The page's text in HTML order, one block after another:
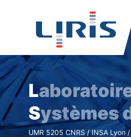
L
Systèmes
UMR 5205 CNRS / INSA Lyon